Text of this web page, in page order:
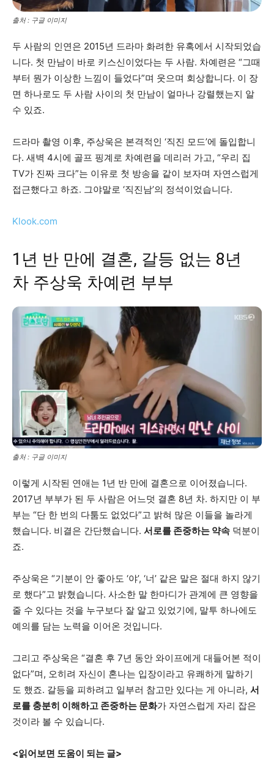
출처 : 구글 이미지
두 사람의 인연은 2015년 드라마 화려한 유혹에서 시작되었습
니다. 첫 만남이 바로 키스신이었다는 두 사람. 차예련은 “그때
부터 뭔가 이상한 느낌이 들었다”며 웃으며 회상합니다. 이 장
면 하나로도 두 사람 사이의 첫 만남이 얼마나 강렬했는지 알
수 있죠.
드라마 촬영 이후, 주상욱은 본격적인 ‘직진 모드’에 돌입합니
다. 새벽 4시에 골프 핑계로 차예련을 데리러 가고, “우리 집
TV가 진짜 크다”는 이유로 첫 방송을 같이 보자며 자연스럽게
접근했다고 하죠. 그야말로 ‘직진남’의 정석이었습니다.
Klook.com
1년 반 만에 결혼, 갈등 없는 8년
차 주상욱 차예련 부부
출처 : 구글 이미지
이렇게 시작된 연애는 1년 반 만에 결혼으로 이어졌습니다.
2017년 부부가 된 두 사람은 어느덧 결혼 8년 차. 하지만 이 부
부는 “단 한 번의 다툼도 없었다”고 밝혀 많은 이들을 놀라게
했습니다. 비결은 간단했습니다. 서로를 존중하는 약속 덕분이
죠.
주상욱은 “기분이 안 좋아도 ‘야’, ‘너’ 같은 말은 절대 하지 않기
로 했다”고 밝혔습니다. 사소한 말 한마디가 관계에 큰 영향을
줄 수 있다는 것을 누구보다 잘 알고 있었기에, 말투 하나에도
예의를 담는 노력을 이어온 것입니다.
그리고 주상욱은 “결혼 후 7년 동안 와이프에게 대들어본 적이
없다”며, 오히려 자신이 혼나는 입장이라고 유쾌하게 말하기
도 했죠. 갈등을 피하려고 일부러 참고만 있다는 게 아니라, 서
로를 충분히 이해하고 존중하는 문화가 자연스럽게 자리 잡은
것이라 볼 수 있습니다.
<읽어보면 도움이 되는 글>